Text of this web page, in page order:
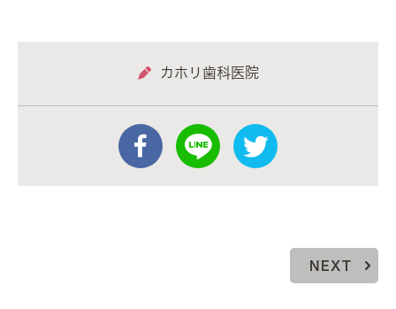
カホリ歯科医院
NEXT